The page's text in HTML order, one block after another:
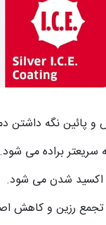
پائین نگه داشتن
براده می شود.
اکسید شدن می شود.
رزین و کاهش